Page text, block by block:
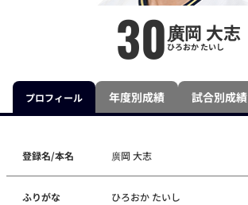
30廣岡 大志
ひろおか たいし
プロフィール 年度別成績 試合別成績
登録名/本名 廣岡 大志
ふりがな ひろおか たいし